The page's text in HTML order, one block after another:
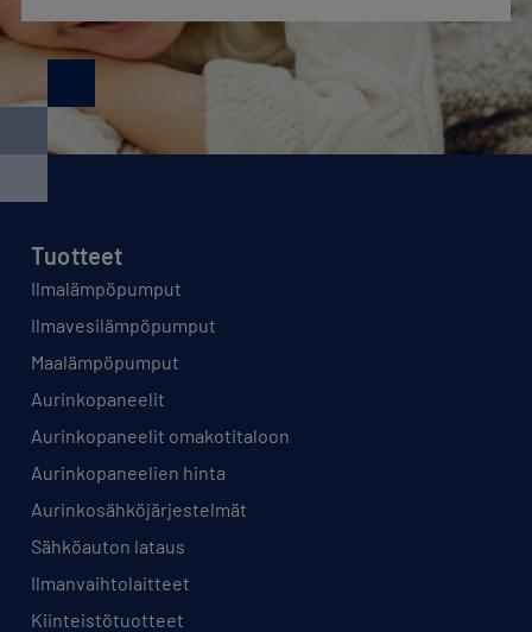
Tuotteet
Ilmalämpöpumput
Ilmavesilämpöpumput
Maalämpöpumput
Aurinkopaneelit
Aurinkopaneelit omakotitaloon
Aurinkopaneelien hinta
Aurinkosähköjärjestelmät
Sähköauton lataus
Ilmanvaihtolaitteet
Kiinteistötuotteet